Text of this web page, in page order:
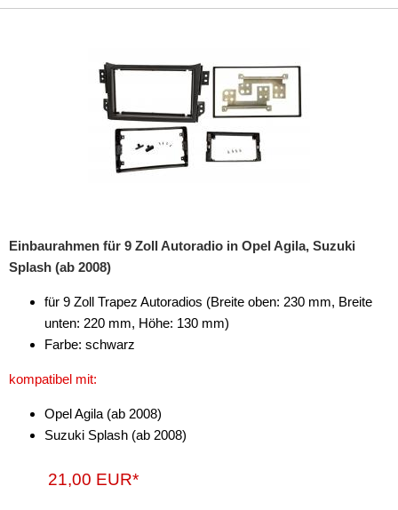
Einbaurahmen für 9 Zoll Autoradio in Opel Agila, Suzuki
Splash (ab 2008)
für 9 Zoll Trapez Autoradios (Breite oben: 230 mm, Breite
unten: 220 mm, Höhe: 130 mm)
Farbe: schwarz
kompatibel mit:
Opel Agila (ab 2008)
Suzuki Splash (ab 2008)
21,00 EUR*